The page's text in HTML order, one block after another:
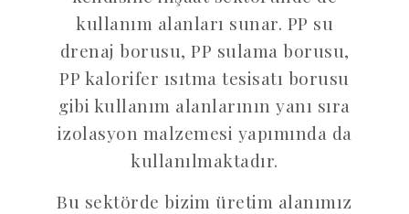
kullanım alanları sunar. PP su
drenaj borusu, PP sulama borusu,
PP kalorifer ısıtma tesisatı borusu
gibi kullanım alanlarının yanı sıra
izolasyon malzemesi yapımında da
kullanılmaktadır.
Bu sektörde bizim üretim alanımız